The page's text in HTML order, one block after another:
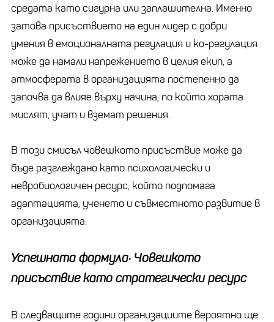
средата като сигурна или заплашителна. Именно
затова присъствието на един лидер с добри
умения в емоционалната регулация и ко-регулация
може да намали напрежението в целия екип, а
атмосферата в организацията постепенно да
започва да влияе върху начина, по който хората
мислят, учат и вземат решения.
В този смисъл човешкото присъствие може да
бъде разглеждано като психологически и
невробиологичен ресурс, който подпомага
адаптацията, ученето и съвместното развитие в
организацията.
Успешната формула: Човешкото
присъствие като стратегически ресурс
В следващите години организациите вероятно ще